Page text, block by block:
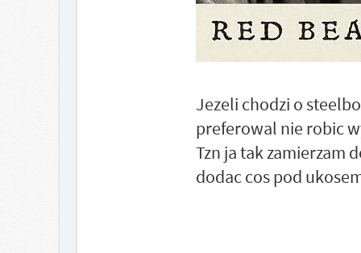
Jezeli chodzi o
preferowal nie robic
Tzn ja tak zamierzam
dodac cos pod